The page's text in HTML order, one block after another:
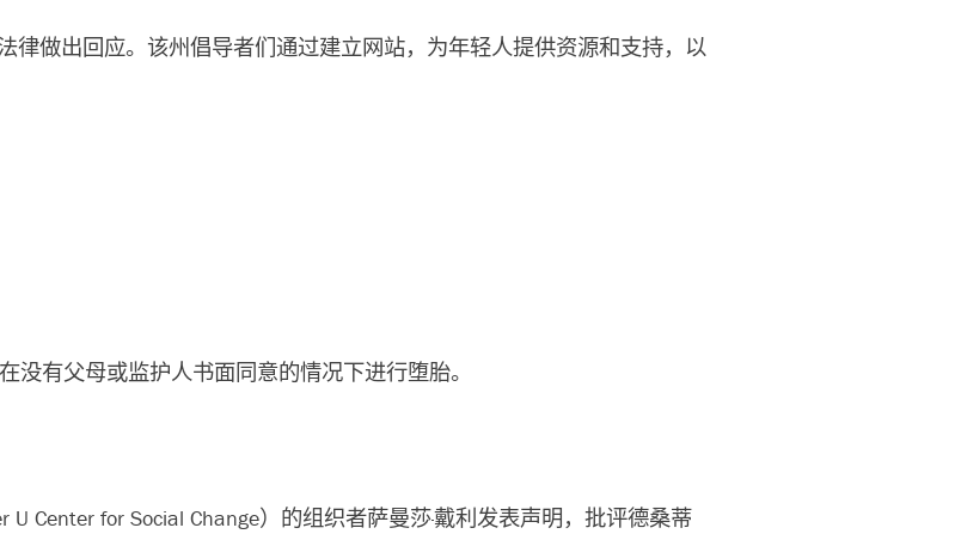
做出回应。该州倡导者们通过建立网站，为年轻人提供资源和支持，以
没有父母或监护人书面同意的情况下进行堕胎。
Center for Social Change）的组织者萨曼莎·戴利发表声明，批评德桑蒂